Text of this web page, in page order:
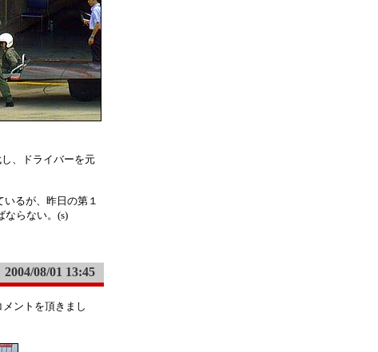
、ドライバーを元
いるが、昨日の第１
ならない。(s)
2004/08/01 13:45
ントを頂きまし